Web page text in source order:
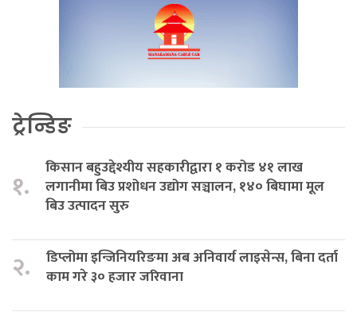
ट्रेन्डिङ
१.
किसान बहुउद्देश्यीय सहकारीद्वारा १ करोड ४१ लाख
लगानीमा बिउ प्रशोधन उद्योग सञ्चालन, १४० बिघामा मूल
बिउ उत्पादन सुरु
२.
डिप्लोमा इन्जिनियरिङमा अब अनिवार्य लाइसेन्स, बिना दर्ता
काम गरे ३० हजार जरिवाना